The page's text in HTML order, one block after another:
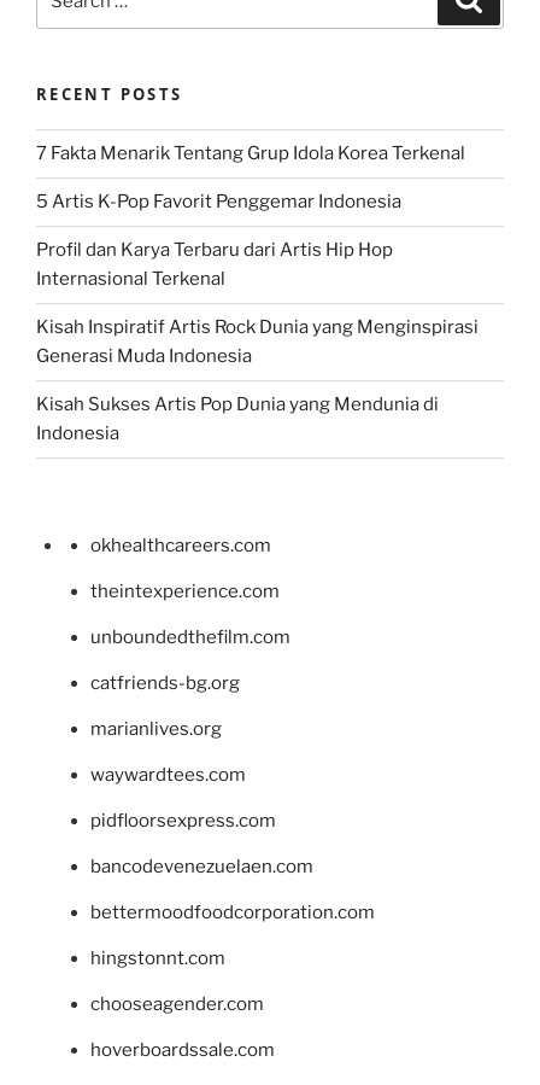
for:
RECENT POSTS
7 Fakta Menarik Tentang Grup Idola Korea Terkenal
5 Artis K-Pop Favorit Penggemar Indonesia
Profil dan Karya Terbaru dari Artis Hip Hop
Internasional Terkenal
Kisah Inspiratif Artis Rock Dunia yang Menginspirasi
Generasi Muda Indonesia
Kisah Sukses Artis Pop Dunia yang Mendunia di
Indonesia
okhealthcareers.com
theintexperience.com
unboundedthefilm.com
catfriends-bg.org
marianlives.org
waywardtees.com
pidfloorsexpress.com
bancodevenezuelaen.com
bettermoodfoodcorporation.com
hingstonnt.com
chooseagender.com
hoverboardssale.com